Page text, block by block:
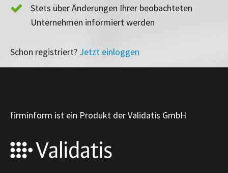
Stets über Änderungen Ihrer beobachteten
Unternehmen informiert werden
Schon registriert? Jetzt einloggen
firminform ist ein Produkt der Validatis GmbH